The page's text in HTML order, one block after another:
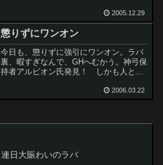
通りかかって、すごくなつかしい気分に
なりました。※追加情報ロストランドへ
の道標となる柱であること...
2005.12.29
懲りずにワンオン
今日も、懲りずに強引にワンオン。ラバ
裏、暇すぎなんで、GHへむかう。神弓保
持者アルビオン氏発見！ しかも人と話
意中の得意技、先制攻撃を繰り出す。そ
のままワンオンへ。前回は、３０秒で粛
2006.03.22
連日大賑わいのラバ